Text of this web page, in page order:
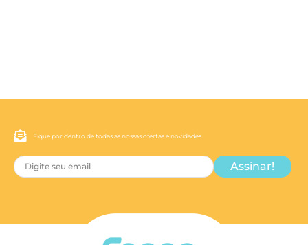
Fique por dentro de todas as nossas ofertas e novidades
Assinar!